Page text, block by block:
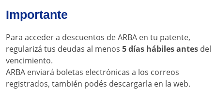
Importante
Para acceder a descuentos de ARBA en tu patente,
regularizá tus deudas al menos 5 días hábiles antes del
vencimiento.
ARBA enviará boletas electrónicas a los correos
registrados, también podés descargarla en la web.